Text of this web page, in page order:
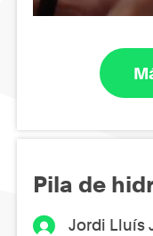
Pila de
Jordi Lluís